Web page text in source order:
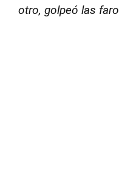
otro, golpeó las